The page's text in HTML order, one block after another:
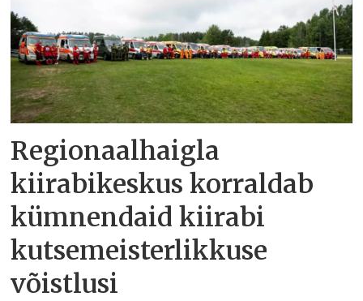
Regionaalhaigla
kiirabikeskus korraldab
kümnendaid kiirabi
kutsemeisterlikkuse
võistlusi